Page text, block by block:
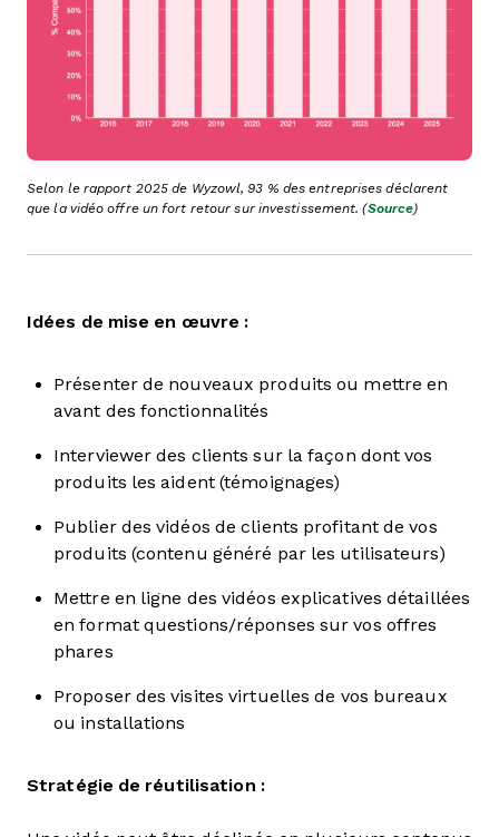
Selon le rapport 2025 de Wyzowl, 93 % des entreprises déclarent
que la vidéo offre un fort retour sur investissement. (Source)
Idées de mise en œuvre :
Présenter de nouveaux produits ou mettre en
avant des fonctionnalités
Interviewer des clients sur la façon dont vos
produits les aident (témoignages)
Publier des vidéos de clients profitant de vos
produits (contenu généré par les utilisateurs)
Mettre en ligne des vidéos explicatives détaillées
en format questions/réponses sur vos offres
phares
Proposer des visites virtuelles de vos bureaux
ou installations
Stratégie de réutilisation :